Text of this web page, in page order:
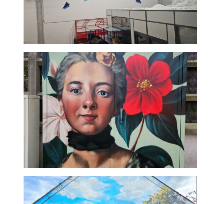
Fresque logo géométrique-
Voltalis
Compteur fibre - Fresque
artistique